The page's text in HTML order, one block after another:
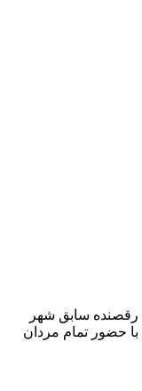
شهر
مردان